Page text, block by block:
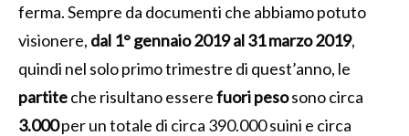
ferma. Sempre da documenti che abbiamo potuto
visionere, dal 1° gennaio 2019 al 31 marzo 2019,
quindi nel solo primo trimestre di quest’anno, le
partiteche risultano esserefuori pesosono circa
3.000per un totale di circa 390.000 suini e circa